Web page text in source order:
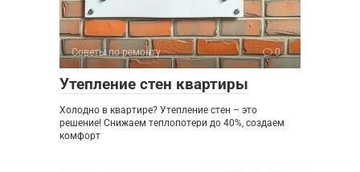
Советы по ремонту 0
Утепление стен квартиры
Холодно в квартире? Утепление стен – это
решение! Снижаем теплопотери до 40%, создаем
комфорт